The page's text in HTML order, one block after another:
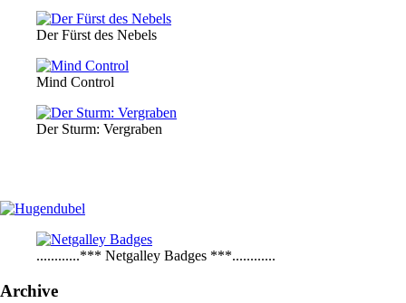
Der Fürst des Nebels
Mind Control
Der Sturm: Vergraben
............*** Netgalley Badges ***............
Archive